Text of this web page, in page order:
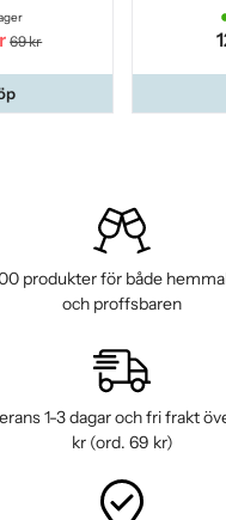
69 kr
produkter för både
och proffsbaren
1-3 dagar och fri frakt
kr (ord. 69 kr)